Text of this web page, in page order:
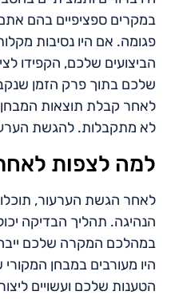
במקרים ספציפיים בהם
פגומה. אם היו נסיבות
הביצועים שלכם, הקפידו
שלכם בתוך פרק הזמן
לאחר קבלת תוצאות
לא מתקבלות. להגשת
למה לצפות
לאחר הגשת הערעור,
הנהיגה. תהליך הבדיקה
במהלכם המקרה שלכם
היו מעורבים במבחן
הטענות שלכם ועשויים